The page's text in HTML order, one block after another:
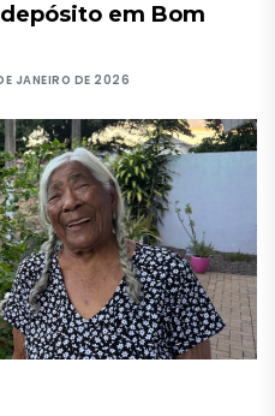
em Bom
JANEIRO DE 2026